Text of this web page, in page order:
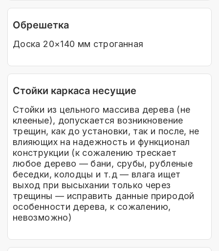
Обрешетка
Доска 20×140 мм строганная
Стойки каркаса несущие
Стойки из цельного массива дерева (не
клееные), допускается возникновение
трещин, как до установки, так и после, не
влияющих на надежность и функционал
конструкции (к сожалению трескает
любое дерево — бани, срубы, рубленые
беседки, колодцы и т.д — влага ищет
выход при высыхании только через
трещины — исправить данные природой
особенности дерева, к сожалению,
невозможно)